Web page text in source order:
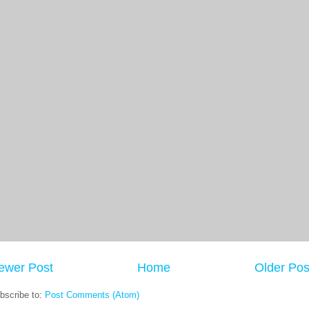
Post Older
Home
to: Post Comments (Atom)